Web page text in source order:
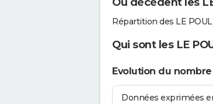
Répartition des LE
Qui sont les LE
Evolution du nombre
Données exprimées